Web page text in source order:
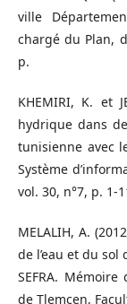
ville
chargé du Plan,
p.
KHEMIRI, K. et
hydrique dans
tunisienne avec
Système
vol. 30, n°7, p. 1-
MELALIH, A.
de l’eau et du sol
SEFRA.
de Tlemcen,